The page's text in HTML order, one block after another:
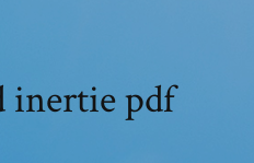
inertie pdf